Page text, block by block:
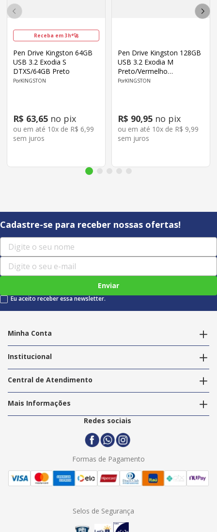
Receba em 3h*🚀
Pen Drive Kingston 64GB
USB 3.2 Exodia S
DTXS/64GB Preto
KINGSTON
R$ 63,65 no pix
ou em até 10x de R$ 6,99
sem juros
Pen Drive Kingston 128GB
USB 3.2 Exodia M
Preto/Vermelho
DTXM/128GB
KINGSTON
R$ 90,95 no pix
ou em até 10x de R$ 9,99
sem juros
Cadastre-se para receber nossas ofertas!
Enviar
Eu aceito receber essa newsletter.
Minha Conta
Editar endereços
Institucional
Nossas Lojas
Trabalhe Conosco
Central de Atendimento
Política de Privacidade
Termos e Condições
Politica de Entrega
Mais Informações
2ª Via Nota Fiscal
Redes sociais
Formas de Pagamento
Selos de Segurança